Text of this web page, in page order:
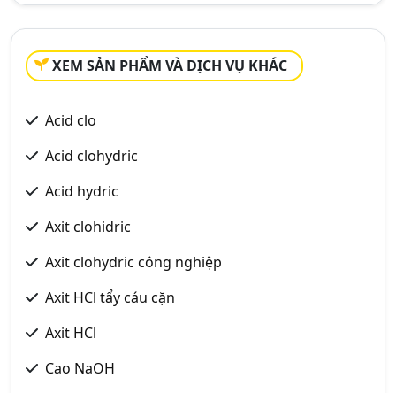
XEM SẢN PHẨM VÀ DỊCH VỤ KHÁC
Acid clo
Acid clohydric
Acid hydric
Axit clohidric
Axit clohydric công nghiệp
Axit HCl tẩy cáu cặn
Axit HCl
Cao NaOH